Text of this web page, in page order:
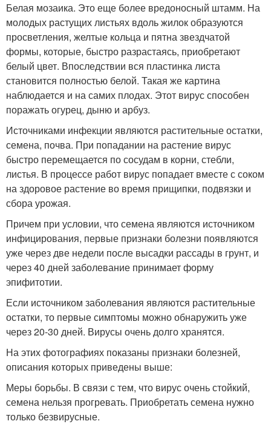
Белая мозаика. Это еще более вредоносный штамм. На
молодых растущих листьях вдоль жилок образуются
просветления, желтые кольца и пятна звездчатой
формы, которые, быстро разрастаясь, приобретают
белый цвет. Впоследствии вся пластинка листа
становится полностью белой. Такая же картина
наблюдается и на самих плодах. Этот вирус способен
поражать огурец, дыню и арбуз.
Источниками инфекции являются растительные остатки,
семена, почва. При попадании на растение вирус
быстро перемещается по сосудам в корни, стебли,
листья. В процессе работ вирус попадает вместе с соком
на здоровое растение во время прищипки, подвязки и
сбора урожая.
Причем при условии, что семена являются источником
инфицирования, первые признаки болезни появляются
уже через две недели после высадки рассады в грунт, и
через 40 дней заболевание принимает форму
эпифитотии.
Если источником заболевания являются растительные
остатки, то первые симптомы можно обнаружить уже
через 20-30 дней. Вирусы очень долго хранятся.
На этих фотографиях показаны признаки болезней,
описания которых приведены выше:
Меры борьбы. В связи с тем, что вирус очень стойкий,
семена нельзя прогревать. Приобретать семена нужно
только безвирусные.